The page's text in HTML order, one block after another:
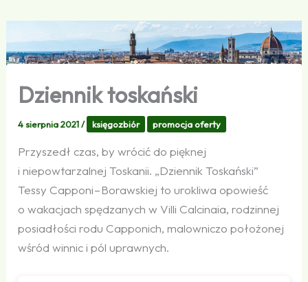
Dziennik toskański
4 sierpnia 2021/ księgozbiór promocja oferty
Przyszedł czas, by wrócić do pięknej
i niepowtarzalnej Toskanii. „Dziennik Toskański”
Tessy Capponi – Borawskiej to urokliwa opowieść
o wakacjach spędzanych w Villi Calcinaia, rodzinnej
posiadłości rodu Capponich, malowniczo położonej
wśród winnic i pól uprawnych.